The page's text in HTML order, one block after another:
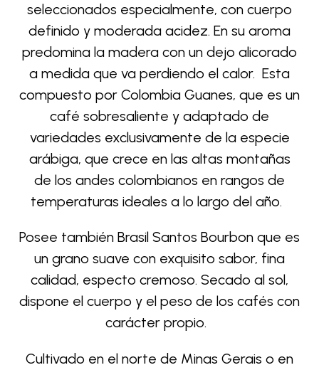
seleccionados especialmente, con cuerpo
definido y moderada acidez. En su aroma
predomina la madera con un dejo alicorado
a medida que va perdiendo el calor. Esta
compuesto por Colombia Guanes, que es un
café sobresaliente y adaptado de
variedades exclusivamente de la especie
arábiga, que crece en las altas montañas
de los andes colombianos en rangos de
temperaturas ideales a lo largo del año.
Posee también Brasil Santos Bourbon que es
un grano suave con exquisito sabor, fina
calidad, especto cremoso. Secado al sol,
dispone el cuerpo y el peso de los cafés con
carácter propio.
Cultivado en el norte de Minas Gerais o en